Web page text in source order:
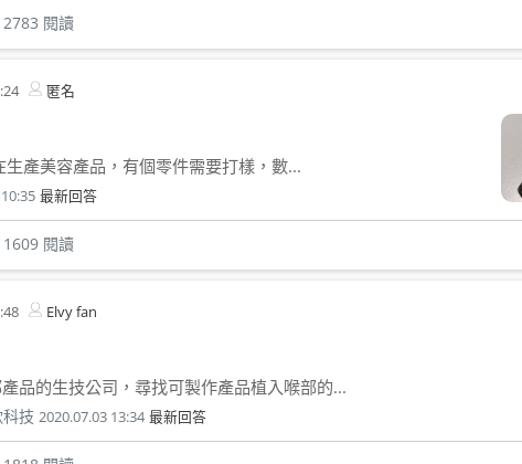
2783 閱讀
匿名
產美容產品，有個零件需要打樣，數...
最新回答
1609 閱讀
Elvy fan
品的生技公司，尋找可製作產品植入喉部的...
技 2020.07.03 13:34 最新回答